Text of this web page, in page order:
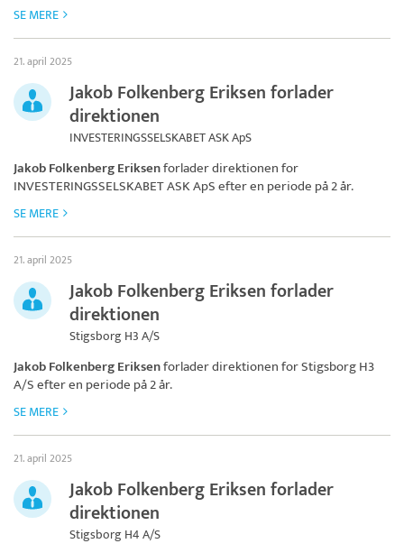
SE MERE
21. april 2025
Jakob Folkenberg Eriksen forlader
direktionen
INVESTERINGSSELSKABET ASK ApS
Jakob Folkenberg Eriksenforlader direktionen for
INVESTERINGSSELSKABET ASK ApSefter en periode på 2 år.
SE MERE
21. april 2025
Jakob Folkenberg Eriksen forlader
direktionen
Stigsborg H3 A/S
Jakob Folkenberg Eriksenforlader direktionen forStigsborg H3
A/Sefter en periode på 2 år.
SE MERE
21. april 2025
Jakob Folkenberg Eriksen forlader
direktionen
Stigsborg H4 A/S